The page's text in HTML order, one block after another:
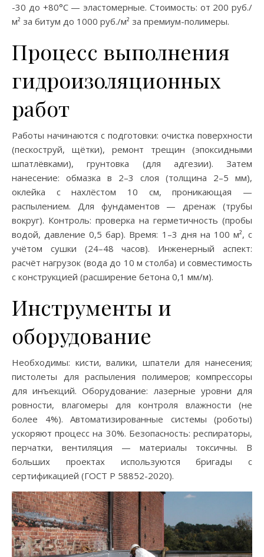
-30 до +80°C — эластомерные. Стоимость: от 200 руб./
м² за битум до 1000 руб./м² за премиум-полимеры.
Процесс выполнения
гидроизоляционных
работ
Работы начинаются с подготовки: очистка поверхности
(пескоструй, щётки), ремонт трещин (эпоксидными
шпатлёвками), грунтовка (для адгезии). Затем
нанесение: обмазка в 2–3 слоя (толщина 2–5 мм),
оклейка с нахлёстом 10 см, проникающая —
распылением. Для фундаментов — дренаж (трубы
вокруг). Контроль: проверка на герметичность (пробы
водой, давление 0,5 бар). Время: 1–3 дня на 100 м², с
учётом сушки (24–48 часов). Инженерный аспект:
расчёт нагрузок (вода до 10 м столба) и совместимость
с конструкцией (расширение бетона 0,1 мм/м).
Инструменты и
оборудование
Необходимы: кисти, валики, шпатели для нанесения;
пистолеты для распыления полимеров; компрессоры
для инъекций. Оборудование: лазерные уровни для
ровности, влагомеры для контроля влажности (не
более 4%). Автоматизированные системы (роботы)
ускоряют процесс на 30%. Безопасность: респираторы,
перчатки, вентиляция — материалы токсичны. В
больших проектах используются бригады с
сертификацией (ГОСТ Р 58852-2020).